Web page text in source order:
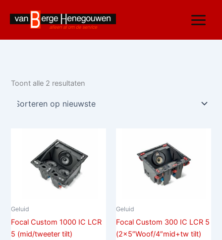
inhoud
Toont alle 2 resultaten
nieuwste
Geluid
Focal Custom 1000 IC LCR
5 (mid/tweeter tilt)
Geluid
Focal Custom 300 IC LCR 5
(2×5″Woof/4″mid+tw tilt)